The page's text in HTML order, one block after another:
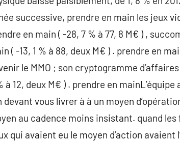
successive, prendre en main les jeux
en main ( -28, 7 % à 77, 8 M€ ) ,
( -13, 1 % à 88, deux M€ ) . prendre en
le MMO ; son cryptogramme
à 12, deux M€ ) . prendre en
devant vous livrer à à un moyen
au cadence moins insistant. quand
qui avaient eu le moyen d’action